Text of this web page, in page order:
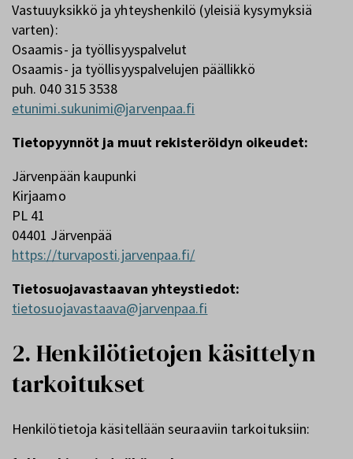
Vastuuyksikkö ja yhteyshenkilö (yleisiä kysymyksiä
varten):
Osaamis- ja työllisyyspalvelut
Osaamis- ja työllisyyspalvelujen päällikkö
puh. 040 315 3538
etunimi.sukunimi@jarvenpaa.fi
Tietopyynnöt ja muut rekisteröidyn oikeudet:
Järvenpään kaupunki
Kirjaamo
PL 41
04401 Järvenpää
https://turvaposti.jarvenpaa.fi/
Tietosuojavastaavan yhteystiedot:
tietosuojavastaava@jarvenpaa.fi
2. Henkilötietojen käsittelyn
tarkoitukset
Henkilötietoja käsitellään seuraaviin tarkoituksiin: